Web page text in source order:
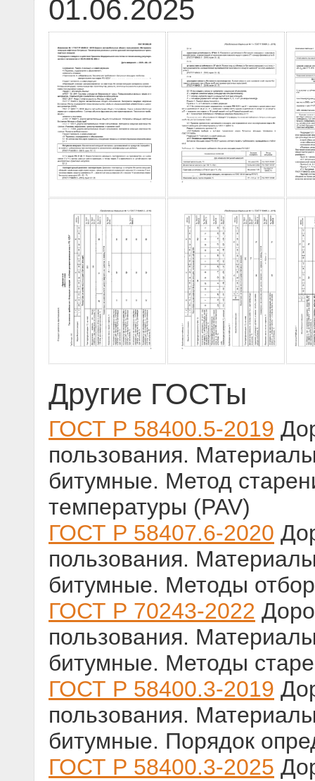
01.06.2025
Другие ГОСТы
ГОСТ Р 58400.5-2019
пользования.
битумные. Метод
температуры (PAV)
ГОСТ Р 58407.6-2020
пользования.
битумные. Методы
ГОСТ Р 70243-2022
пользования.
битумные. Методы
ГОСТ Р 58400.3-2019
пользования.
битумные. Порядок
ГОСТ Р 58400.3-2025